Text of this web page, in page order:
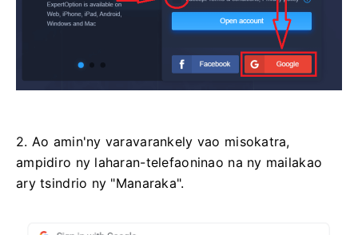
2. Ao amin'ny varavarankely vao misokatra,
ampidiro ny laharan-telefaoninao na ny mailakao
ary tsindrio ny "Manaraka".